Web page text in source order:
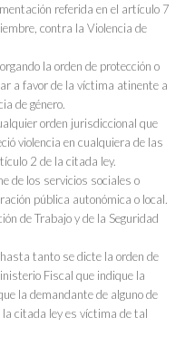
referida en el artículo 7
contra la Violencia de
la orden de protección o
a favor de la víctima atinente a
de género.
orden jurisdiccional que
violencia en cualquiera de las
2 de la citada ley.
de los servicios sociales o
pública autonómica o local.
de Trabajo y de la Seguridad
tanto se dicte la orden de
Fiscal que indique la
la demandante de alguno de
citada ley es víctima de tal